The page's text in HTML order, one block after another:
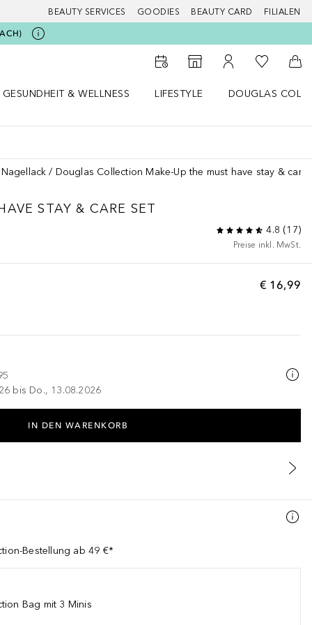
BEAUTY SERVICES GOODIES BEAUTY CARD FILIALEN
Zum Storefinder
Zu Meinem
Zu Meiner
GESUNDHEIT & WELLNESS
LIFESTYLE
DOUGLAS
Nagellack Douglas Collection Make-Up the must have stay & care
STAY & CARE SET
4.8 (17)
Preise inkl. MwSt.
€ 16,99
bis Do., 13.08.2026
IN DEN WARENKORB
Bestellung ab 49 €*
Bag mit 3 Minis